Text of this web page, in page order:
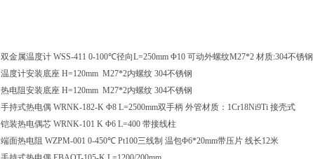
双金属温度计 WSS-411 0-100℃径向L=250mm Φ10 可动外螺纹M27*2 材质:304不锈钢
温度计安装底座 H=120mm M27*2内螺纹 304不锈钢
热电阻安装底座 H=120mm M27*2内螺纹 304不锈钢
手持式热电偶 WRNK-182-K Φ8 L=2500mm双手柄 外管材质：1Cr18Ni9Ti 接壳式
铠装热电偶芯 WRNK-101 K Φ6 L=400 带接线柱
端面热电阻 WZPM-001 0-450℃ Pt100三线制 温包Φ6*20mm带压片 线长12米